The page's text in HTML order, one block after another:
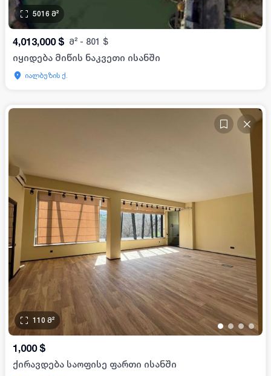
5016 მ²
4,013,000 $ მ² - 801 $
იყიდება მიწის ნაკვეთი ისანში
იალბუზის ქ.
•• ••
110 მ²
1,000 $
ქირავდება საოფისე ფართი ისანში